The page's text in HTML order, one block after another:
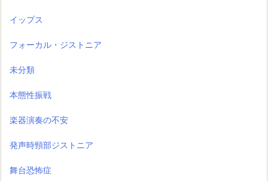
イップス
フォーカル・ジストニア
未分類
本態性振戦
楽器演奏の不安
発声時頸部ジストニア
舞台恐怖症